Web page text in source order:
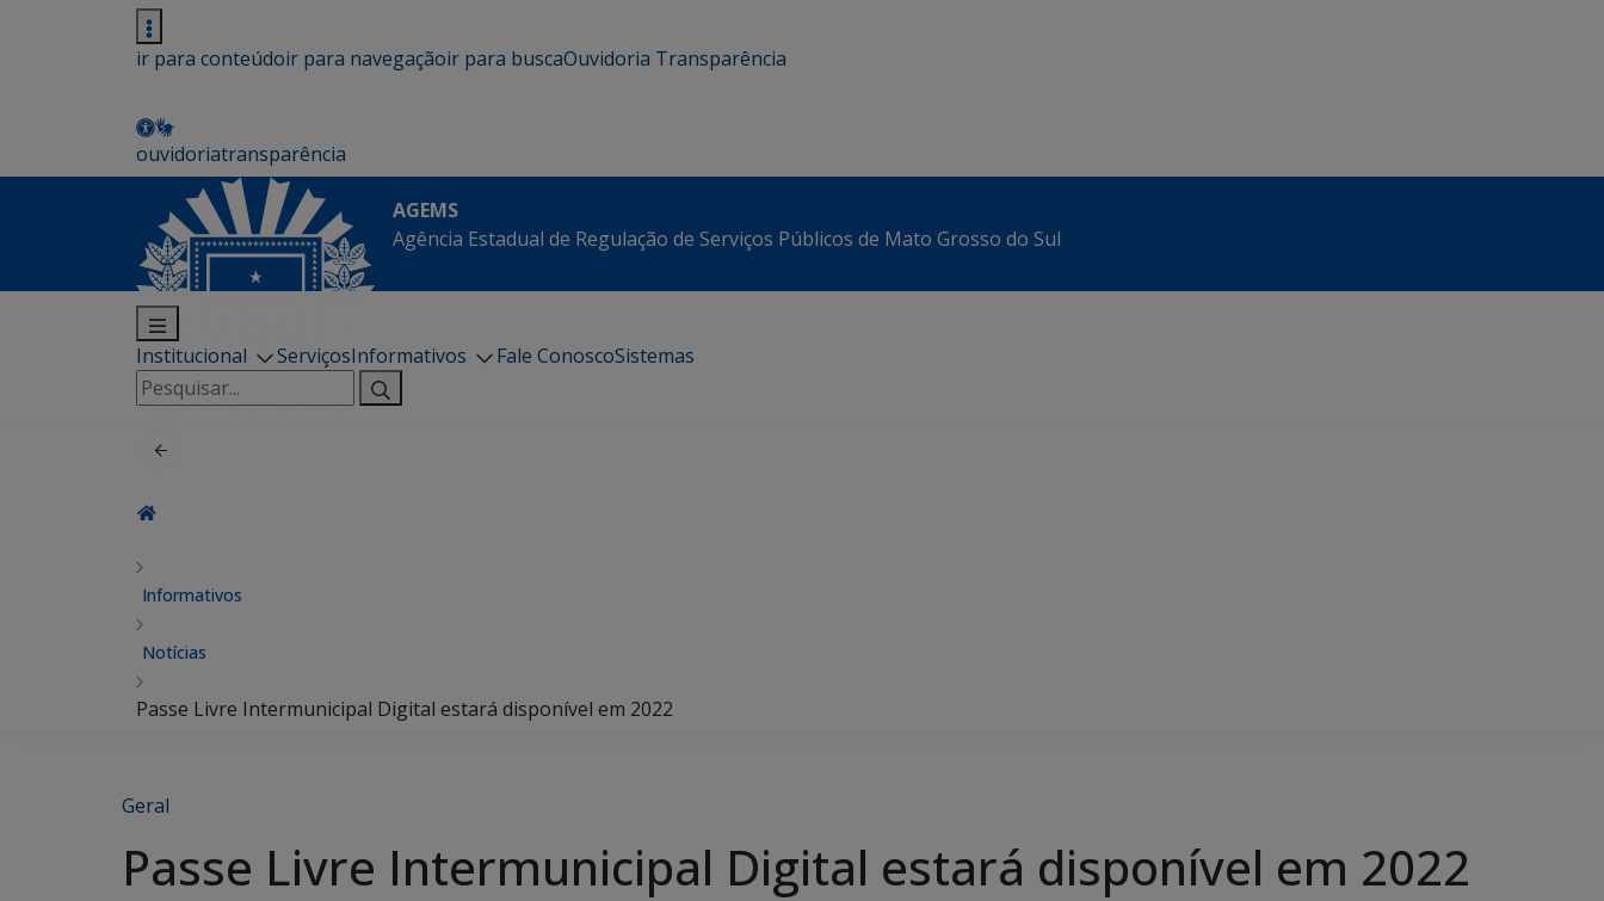
ir para conteúdoir para navegaçãoir para buscaOuvidoria Transparência
ouvidoriatransparência
AGEMS
Agência Estadual de Regulação de Serviços Públicos de Mato Grosso do Sul
Institucional ServiçosInformativos Fale ConoscoSistemas
Pesquisar
por:
Informativos
Notícias
Passe Livre Intermunicipal Digital estará disponível em 2022
Geral
Passe Livre Intermunicipal Digital estará disponível em 2022